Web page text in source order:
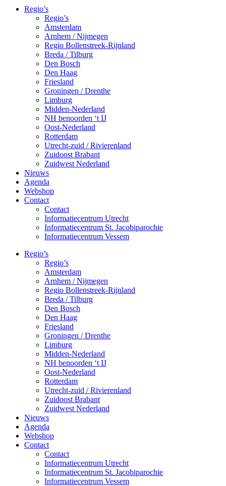
Regio’s
Regio’s
Amsterdam
Arnhem / Nijmegen
Regio Bollenstreek-Rijnland
Breda / Tilburg
Den Bosch
Den Haag
Friesland
Groningen / Drenthe
Limburg
Midden-Nederland
NH benoorden ‘t IJ
Oost-Nederland
Rotterdam
Utrecht-zuid / Rivierenland
Zuidoost Brabant
Zuidwest Nederland
Nieuws
Agenda
Webshop
Contact
Contact
Informatiecentrum Utrecht
Informatiecentrum St. Jacobiparochie
Informatiecentrum Vessem
Regio’s
Regio’s
Amsterdam
Arnhem / Nijmegen
Regio Bollenstreek-Rijnland
Breda / Tilburg
Den Bosch
Den Haag
Friesland
Groningen / Drenthe
Limburg
Midden-Nederland
NH benoorden ‘t IJ
Oost-Nederland
Rotterdam
Utrecht-zuid / Rivierenland
Zuidoost Brabant
Zuidwest Nederland
Nieuws
Agenda
Webshop
Contact
Contact
Informatiecentrum Utrecht
Informatiecentrum St. Jacobiparochie
Informatiecentrum Vessem